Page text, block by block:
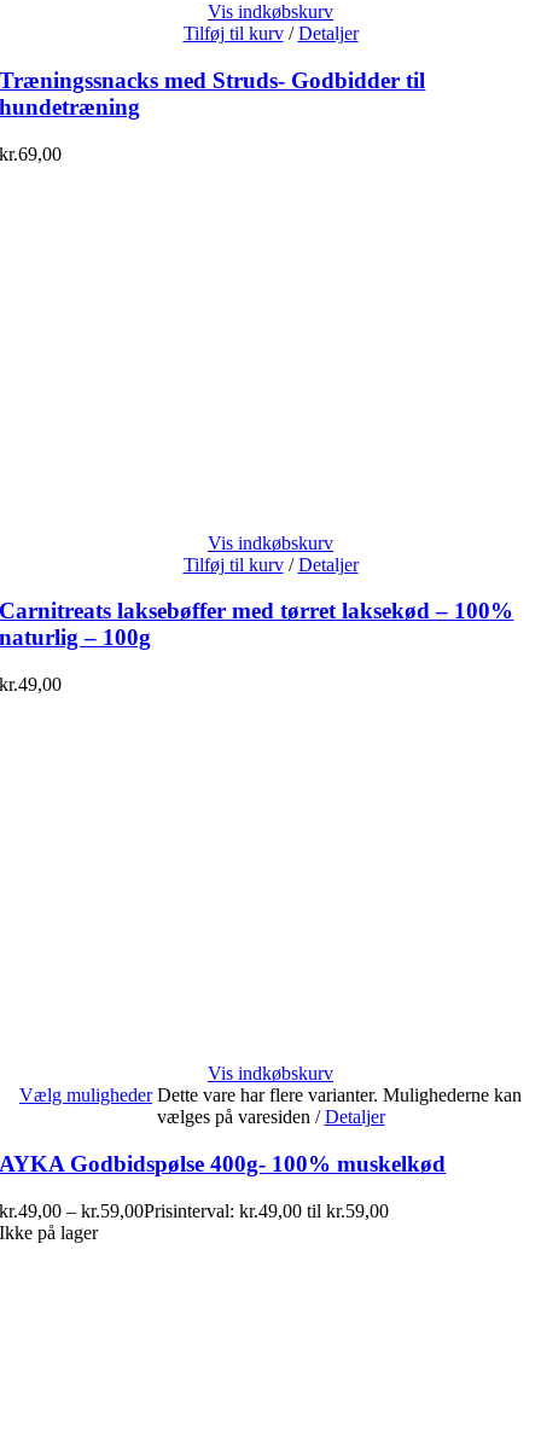
Vis indkøbskurv
Tilføj til kurv / Detaljer
Træningssnacks med Struds- Godbidder til
hundetræning
kr.69,00
Vis indkøbskurv
Tilføj til kurv / Detaljer
Carnitreats laksebøffer med tørret laksekød – 100%
naturlig – 100g
kr.49,00
Vis indkøbskurv
Vælg muligheder Dette vare har flere varianter. Mulighederne kan
vælges på varesiden / Detaljer
AYKA Godbidspølse 400g- 100% muskelkød
kr.49,00 – kr.59,00Prisinterval: kr.49,00 til kr.59,00
Ikke på lager